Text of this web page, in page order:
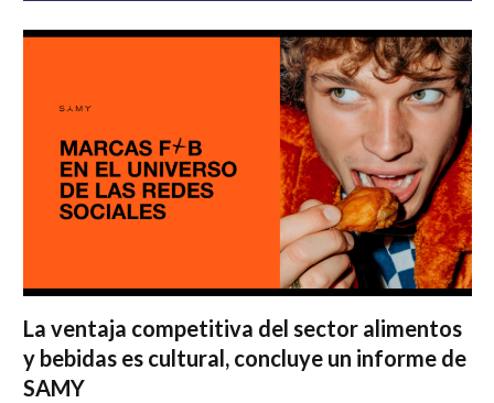
La ventaja competitiva del sector alimentos
y bebidas es cultural, concluye un informe de
SAMY